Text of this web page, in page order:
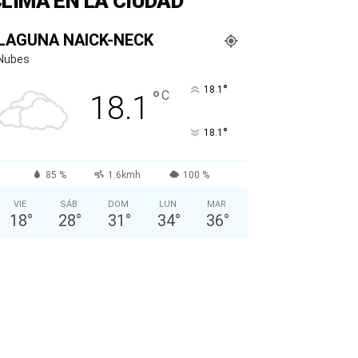
NAICK-NECK
18.1 °C 18.1 °
18.1 °
85 % 1.6kmh 100 %
VIE
18°
SÁB
28°
DOM
31 °
LUN
34°
MAR
36°